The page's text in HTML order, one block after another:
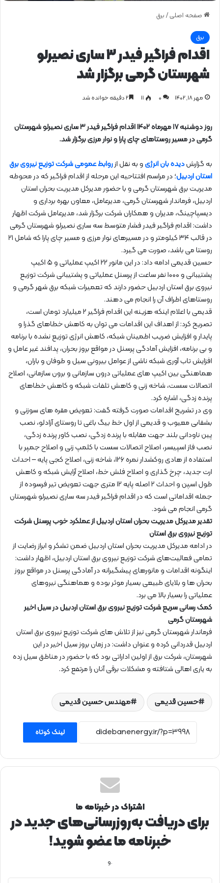
صفحه اصلی / برق
برق
اقدام فراگیر فیدر ۳ ساری نصیرلو
شهرستان گرمی برگزار شد
مهر ۱۸, ۱۴۰۲ 0 ۱۱
روز دوشنبه ۱۷ مهرماه ۱۴۰۲ اقدام فراگیر فیدر ۳ ساری نصیرلو شهرستان
گرمی در مسیر روستاهای چای پارا و نوار مرزی برگزار شد.
به گزارشدیده بان انرژیو به نقل ازروابط عمومی شرکت توزیع نیروی برق
استان اردبیل؛ در مراسم افتتاحیه این مرحله از اقدام فراگیر که در محوطه
مدیریت برق شهرستان گرمی و با حضور مدیرکل مدیریت بحران استان
اردبیل، فرماندار شهرستان گرمی، مدیرعامل، معاون بهره برداری و
دیسپاچینگ، مدیران و همکاران شرکت برگزار شد، مدیرعامل شرکت اظهار
داشت: اقدام فراگیر فیدر فشار متوسط سه ساری نصیرلو شهرستان گرمی
در قالب ۳۴ کیلومتر و در مسیرهای نوار مرزی و مسیر چای پارا که شامل ۲۱
روستا می باشد، صورت می گیرد.
حسین قدیمی ادامه داد: در این مانور ۲۲ اکیپ عملیاتی و ۵ اکیپ
پشتیبانی و ۱۰۰۰ نفر ساعت از پرسنل عملیاتی و پشتیبانی شرکت توزیع
نیروی برق استان اردبیل حضور دارند که تعمیرات شبکه برق شهر گرمی و
روستاهای اطراف آن را انجام می دهند.
قدیمی با اعلام اینکه هزینه این اقدام فراگیر ۲ میلیارد تومان است،
تصریح کرد: از اهداف این اقدامات می توان به کاهش خطاهای گذرا و
پایدار و افزایش ضریب اطمینان شبکه، کاهش انرژی توزیع نشده با برنامه
و بی برنامه، افزایش آمادگی پرسنل در مواقع بروز بحران، پدافند غیر عامل و
افزایش تاب آوری شبکه ناشی از عوامل بیرونی سیل و طوفان و باران،
هماهنگی بین اکیپ های عملیاتی درون سازمانی و برون سازمانی، اصلاح
اتصالات سست، شاخه زنی و کاهش تلفات شبکه و کاهش خطاهای
پرنده زدگی، اشاره کرد.
وی در تشریح اقدامات صورت گرفته گفت: تعویض مقره های سوزنی و
بشقابی معیوب و قدیمی از اول خط بیگ باغی تا روستای آزادلو، نصب
پین ناودانی بلند جهت مقابله با پرنده زدگی، نصب کاور پرنده زدگی،
نصب فاز اسپیسر، اصلاح اتصالات سست با کلمپ زنی و اصلاح جمپر با
استفاده از هادی روکشدار نمره ۱۲۶، شاخه زنی، اصلاح کجی پایه – احداث
ارت جدید، چرخ گذاری و اصلاح فلش خط، اصلاح آرایش شبکه و کاهش
طول اسپن و احداث ۲ اصله پایه ۱۲ متری جهت تعویض تیر فرسوده از
جمله اقداماتی است که در اقدام فراگیر فیدر سه ساری نصیرلو شهرستان
گرمی انجام می شود.
تقدیر مدیرکل مدیریت بحران استان اردبیل از عملکرد خوب پرسنل شرکت
توزیع نیروی برق استان
در ادامه مدیرکل مدیریت بحران استان اردبیل ضمن تشکر و ابراز رضایت از
تمامی فعالیت‌های شرکت توزیع نیروی برق استان اردبیل، اظهار داشت:
اینگونه اقدامات و مانورهای پیشگیرانه در آمادگی پرسنل در مواقع بروز
بحران ها و بلایای طبیعی بسیار موثر بوده و هماهنگی نیروهای
عملیاتی را بسیار بالا می برد.
کمک رسانی سریع شرکت توزیع نیروی برق استان اردبیل در سیل اخیر
شهرستان گرمی
فرماندار شهرستان گرمی نیز از تلاش های شرکت توزیع نیروی برق استان
اردبیل قدردانی کرده و عنوان داشت: در زمان بروز سیل اخیر در این
شهرستان، شرکت برق از اولین اداراتی بود که با حضور در مناطق سیل زده
به یاری اهالی شتافته و مشکلات برقی آنان را مرتفع کرد.
حسین قدیمی مهندس حسین قدیمی
لینک کوتاه
اشتراک در خبرنامه ما
برای دریافت به‌روزرسانی‌های جدید در
خبرنامه ما عضو شوید!
.و